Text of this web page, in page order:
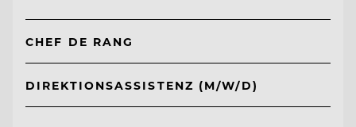
CHEF DE RANG
DIREKTIONSASSISTENZ (M/W/D)